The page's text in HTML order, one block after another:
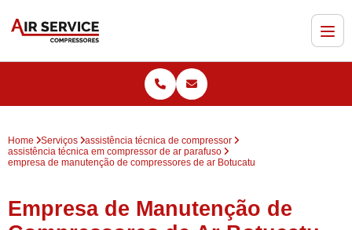
Home Serviços
assistência técnica de compressor
assistência técnica em compressor de ar parafuso
empresa de manutenção de compressores de ar Botucatu
Empresa de Manutenção de